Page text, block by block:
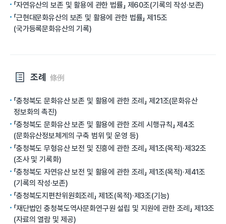
「자연유산의 보존 및 활용에 관한 법률」 제60조(기록의 작성·보존)
「근현대문화유산의 보존 및 활용에 관한 법률」 제15조
(국가등록문화유산의 기록)
조례 條例
「충청북도 문화유산 보존 및 활용에 관한 조례」 제21조(문화유산
정보화의 촉진)
「충청북도 문화유산 보존 및 활용에 관한 조례 시행규칙」 제4조
(문화유산정보체계의 구축 범위 및 운영 등)
「충청북도 무형유산 보전 및 진흥에 관한 조례」 제1조(목적)·제32조
(조사 및 기록화)
「충청북도 자연유산 보전 및 활용에 관한 조례」 제1조(목적)·제41조
(기록의 작성·보존)
「충청북도지편찬위원회조례」 제1조(목적)·제3조(기능)
「재단법인 충청북도역사문화연구원 설립 및 지원에 관한 조례」 제13조
(자료의 열람 및 제공)